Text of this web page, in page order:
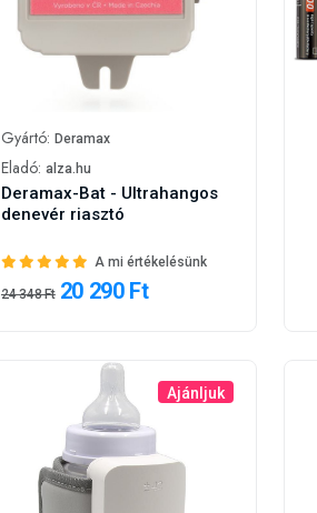
Gyártó: Deramax
Eladó: alza.hu
Deramax-Bat - Ultrahangos
denevér riasztó
A mi értékelésünk
24 348 Ft 20 290 Ft
Ajánljuk